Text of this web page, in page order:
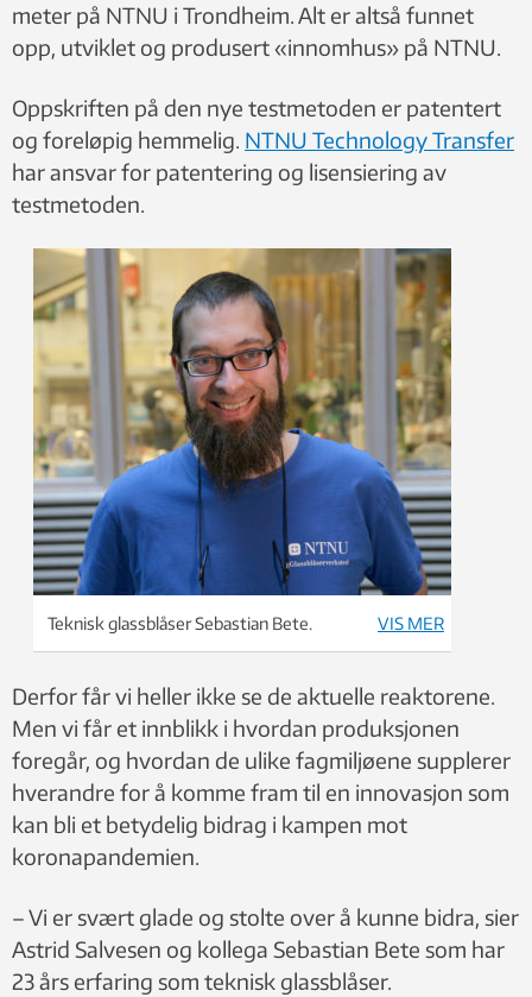
meter på NTNU i Trondheim. Alt er altså funnet
opp, utviklet og produsert «innomhus» på NTNU.
Oppskriften på den nye testmetoden er patentert
og foreløpig hemmelig. NTNU Technology Transfer
har ansvar for patentering og lisensiering av
testmetoden.
Teknisk glassblåser Sebastian Bete. VIS MER
Derfor får vi heller ikke se de aktuelle reaktorene.
Men vi får et innblikk i hvordan produksjonen
foregår, og hvordan de ulike fagmiljøene supplerer
hverandre for å komme fram til en innovasjon som
kan bli et betydelig bidrag i kampen mot
koronapandemien.
– Vi er svært glade og stolte over å kunne bidra, sier
Astrid Salvesen og kollega Sebastian Bete som har
23 års erfaring som teknisk glassblåser.